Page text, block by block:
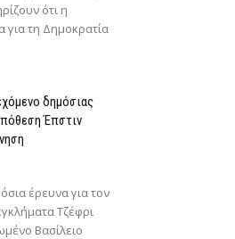
ότι η
τη Δημοκρατία
δημόσιας
Έπστιν
έρευνα για τον
Τζέφρι
Βασίλειο